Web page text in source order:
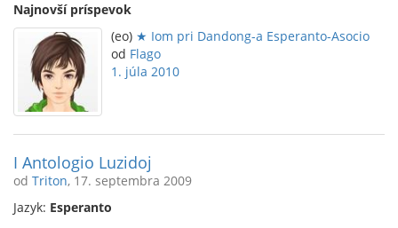
Najnovší príspevok
(eo) ★ Iom pri Dandong-a Esperanto-Asocio
od Flago
1. júla 2010
I Antologio Luzidoj
od Triton, 17. septembra 2009
Jazyk: Esperanto